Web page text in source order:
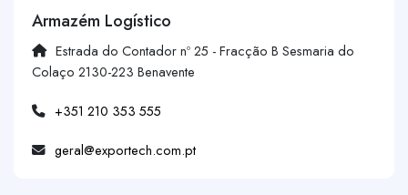
Armazém Logístico
Estrada do Contador nº 25 - Fracção B Sesmaria do
Colaço 2130-223 Benavente
+351 210 353 555
geral@exportech.com.pt